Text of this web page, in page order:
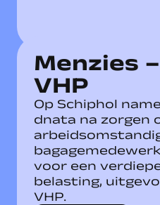
Menzies
VHP
Op Schiphol
dnata na zorgen
voor een
belasting,
VHP.